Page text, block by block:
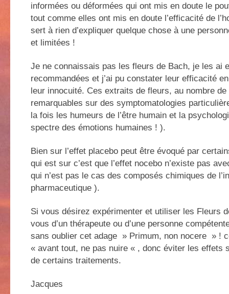
informées ou déformées qui ont mis en doute le
tout comme elles ont mis en doute l’efficacité de
sert à rien d’expliquer quelque chose à une
et limitées !
Je ne connaissais pas les fleurs de Bach, je les ai
recommandées et j’ai pu constater leur efficacité
leur innocuité. Ces extraits de fleurs, au nombre
remarquables sur des symptomatologies
la fois les humeurs de l’être humain et la
spectre des émotions humaines ! ).
Bien sur l’effet placebo peut être évoqué par
qui est sur c’est que l’effet nocebo n’existe pas
qui n’est pas le cas des composés chimiques de
pharmaceutique ).
Si vous désirez expérimenter et utiliser les Fleurs
vous d’un thérapeute ou d’une personne
sans oublier cet adage » Primum, non nocere » !
« avant tout, ne pas nuire « , donc éviter les effets
de certains traitements.
Jacques